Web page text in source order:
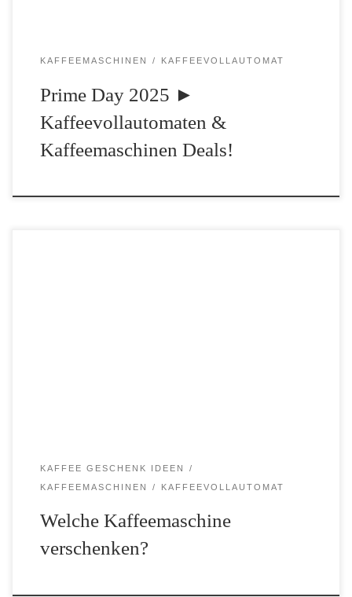
KAFFEEMASCHINEN KAFFEEVOLLAUTOMAT
Prime Day 2025 ►
Kaffeevollautomaten &
Kaffeemaschinen Deals!
KAFFEE GESCHENK IDEEN
KAFFEEMASCHINEN
KAFFEEVOLLAUTOMAT
Welche Kaffeemaschine
verschenken?